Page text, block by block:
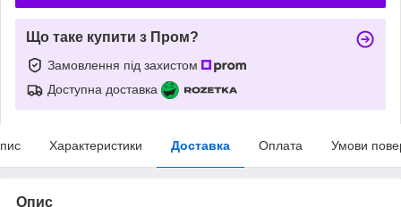
Що таке купити з Пром?
Замовлення під захистом
Доступна доставка
Характеристики Доставка Оплата Умови
Опис